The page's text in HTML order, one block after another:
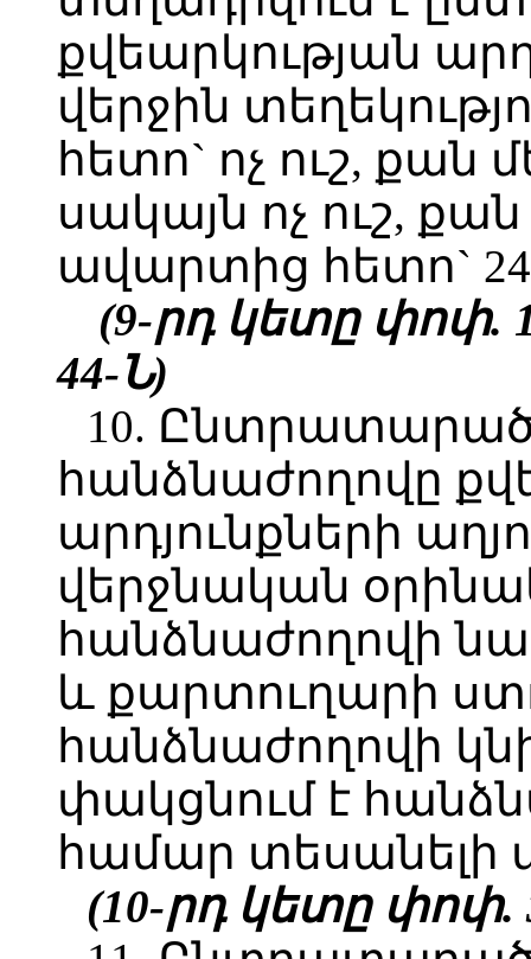
քվեարկության
վերջին
հետո` ոչ ուշ, քան
սակայն ոչ ուշ,
ավարտից հետո`
(9-րդ կետը փոփ.
44-Ն)
10.
հանձնաժողովը
արդյունքների
վերջնական
հանձնաժողովի
և քարտուղարի
հանձնաժողովի
փակցնում է
համար տեսանելի
(10-րդ կետը փոփ.